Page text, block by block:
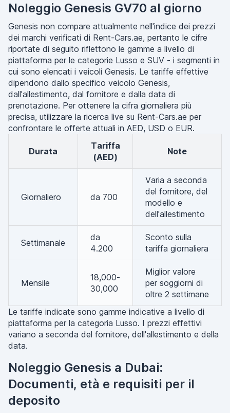
Noleggio Genesis GV70 al giorno
Genesis non compare attualmente nell'indice dei prezzi
dei marchi verificati di Rent-Cars.ae, pertanto le cifre
riportate di seguito riflettono le gamme a livello di
piattaforma per le categorie Lusso e SUV - i segmenti in
cui sono elencati i veicoli Genesis. Le tariffe effettive
dipendono dallo specifico veicolo Genesis,
dall'allestimento, dal fornitore e dalla data di
prenotazione. Per ottenere la cifra giornaliera più
precisa, utilizzare la ricerca live su Rent-Cars.ae per
confrontare le offerte attuali in AED, USD o EUR.
Durata
Tariffa
(AED)
Note
Giornaliero da 700
Varia a seconda
del fornitore, del
modello e
dell'allestimento
Settimanale
da
4.200
Sconto sulla
tariffa giornaliera
Mensile
18,000-
30,000
Miglior valore
per soggiorni di
oltre 2 settimane
Le tariffe indicate sono gamme indicative a livello di
piattaforma per la categoria Lusso. I prezzi effettivi
variano a seconda del fornitore, dell'allestimento e della
data.
Noleggio Genesis a Dubai:
Documenti, età e requisiti per il
deposito